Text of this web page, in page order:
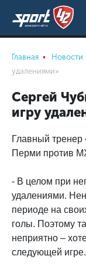
Главная Новости
удалениями»
Сергей
игру
Главный тренер
Перми против
- В целом при
удалениями.
периоде на
голы. Поэтому
неприятно –
следующей